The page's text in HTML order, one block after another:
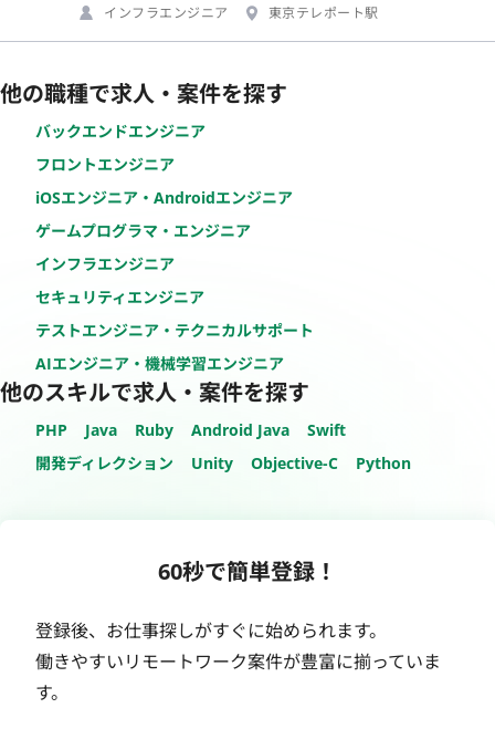
インフラエンジニア
東京テレポート駅
他の職種で求人・案件を探す
バックエンドエンジニア
フロントエンジニア
iOSエンジニア・Androidエンジニア
ゲームプログラマ・エンジニア
インフラエンジニア
セキュリティエンジニア
テストエンジニア・テクニカルサポート
AIエンジニア・機械学習エンジニア
他のスキルで求人・案件を探す
PHP Java Ruby Android Java
Swift
開発ディレクション
Unity Objective-C Python
60秒で簡単登録！
登録後、お仕事探しがすぐに始められます。
働きやすいリモートワーク案件が豊富に揃っていま
す。